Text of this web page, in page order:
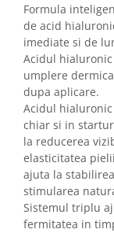
Formula
de acid
imediate si de
Acidul
umplere
dupa aplicare.
Acidul
chiar si in
la reducerea
elasticitatea
ajuta la
stimularea
Sistemul triplu
fermitatea in